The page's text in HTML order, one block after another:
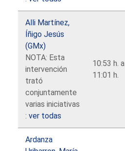
Alli Martínez,
Íñigo Jesús
(GMx)
NOTA: Esta
intervención
trató
conjuntamente
varias iniciativas
:ver todas
10:53 h. a
11:01 h.
Ardanza